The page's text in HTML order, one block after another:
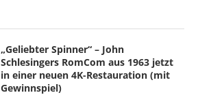
„Geliebter Spinner“ – John
Schlesingers RomCom aus 1963 jetzt
in einer neuen 4K-Restauration (mit
Gewinnspiel)